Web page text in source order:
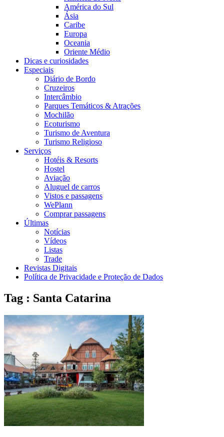
América do Sul
Ásia
Caribe
Europa
Oceania
Oriente Médio
Dicas e curiosidades
Especiais
Diário de Bordo
Cruzeiros
Intercâmbio
Parques Temáticos & Atrações
Mochilão
Ecoturismo
Turismo de Aventura
Turismo Religioso
Serviços
Hotéis & Resorts
Hostel
Aviação
Aluguel de carros
Vistos e passagens
WePlann
Comprar passagens
Últimas
Notícias
Vídeos
Listas
Trade
Revistas Digitais
Política de Privacidade e Proteção de Dados
Tag : Santa Catarina